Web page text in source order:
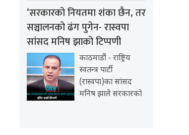
‘सरकारको नियतमा शंका छैन, तर
सञ्चालनको ढंग पुगेन- रास्वपा
सांसद मनिष झाको टिप्पणी
काठमाडौं - राष्ट्रिय
स्वतन्त्र पार्टी
(रास्वपा)का सांसद
मनिष झाले सरकारको